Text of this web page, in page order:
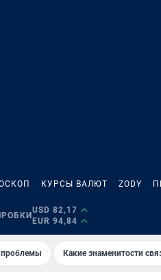
КУРСЫ ВАЛЮТ ZODY
USD 82,17
EUR 94,84
проблемы Какие знаменитости